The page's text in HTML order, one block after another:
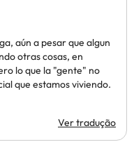
aún a pesar que algun
otras cosas, en
lo que la "gente" no
que estamos viviendo.
Ver tradução